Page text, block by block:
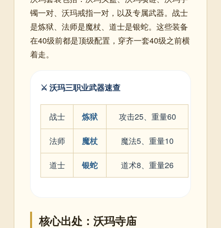
镯一对、沃玛戒指一对，以及专属武器。战士
是炼狱、法师是魔杖、道士是银蛇。这些装备
在40级前都是顶级配置，穿齐一套40级之前横
着走。
⚔️ 沃玛三职业武器速查
战士 炼狱 攻击25、重量60
法师 魔杖 魔法5、重量10
道士 银蛇 道术8、重量26
核心出处：沃玛寺庙